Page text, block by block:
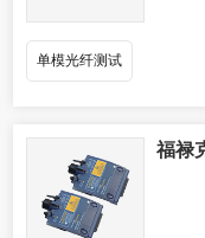
单模光纤测试
福禄